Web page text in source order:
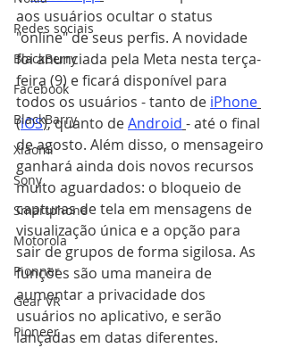
Redes sociais
BlackBerry
Facebook
BlackBarry
Xiaomi
Sony
Smartphone
Motorola
Pionner
Gear VR
Pioneer
aos usuários ocultar o status
"online" de seus perfis. A novidade
foi anunciada pela Meta nesta terça-
feira (9) e ficará disponível para
todos os usuários - tanto de iPhone
(iOS), quanto de Android - até o final
de agosto. Além disso, o mensageiro
ganhará ainda dois novos recursos
muito aguardados: o bloqueio de
capturas de tela em mensagens de
visualização única e a opção para
sair de grupos de forma sigilosa. As
funções são uma maneira de
aumentar a privacidade dos
usuários no aplicativo, e serão
lançadas em datas diferentes.